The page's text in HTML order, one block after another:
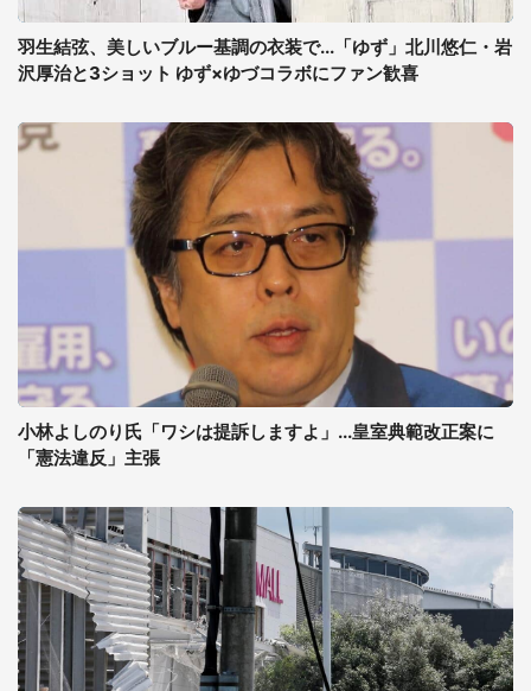
羽生結弦、美しいブルー基調の衣装で...「ゆず」北川悠仁・岩
沢厚治と3ショット ゆず×ゆづコラボにファン歓喜
小林よしのり氏「ワシは提訴しますよ」...皇室典範改正案に
「憲法違反」主張